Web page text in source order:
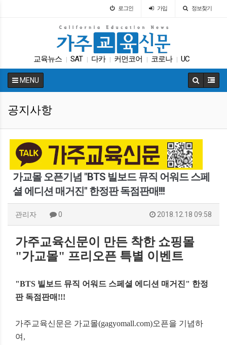
로그인 가입 정보찾기
교육뉴스 SAT 다카 커먼코어 코로나 UC
휴교 대학원 Fafsa 학자금
MENU
공지사항
가교몰 오픈기념 "BTS 빌보드 뮤직 어워드 스페
셜 에디션 매거진" 한정판 독점판매!!!
관리자 0 2018.12.18 09:58
가주교육신문이 만든 착한 쇼핑몰
"가교몰" 프리오픈 특별 이벤트
"BTS 빌보드 뮤직 어워드 스페셜 에디션 매거진" 한정
판 독점판매!!!
가주교육신문은 가교몰(gagyomall.com)오픈을 기념하
여,